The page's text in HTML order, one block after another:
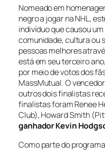
Nomeado em
negro a jogar na NHL,
indivíduo que causou
comunidade, cultura ou
pessoas melhores
está em seu terceiro
por meio de votos dos
MassMutual. O
outros dois finalistas
finalistas foram Renee
Club), Howard Smith
ganhador Kevin
Como parte do programa